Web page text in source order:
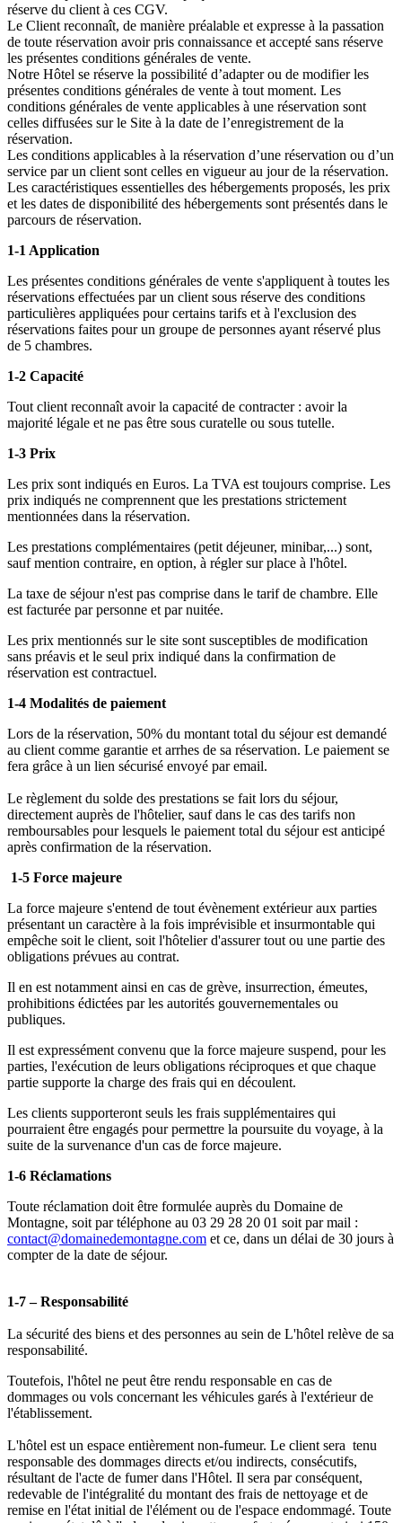
réserve du client à ces CGV.
Le Client reconnaît, de manière préalable et expresse à la passation
de toute réservation avoir pris connaissance et accepté sans réserve
les présentes conditions générales de vente.
Notre Hôtel se réserve la possibilité d’adapter ou de modifier les
présentes conditions générales de vente à tout moment. Les
conditions générales de vente applicables à une réservation sont
celles diffusées sur le Site à la date de l’enregistrement de la
réservation.
Les conditions applicables à la réservation d’une réservation ou d’un
service par un client sont celles en vigueur au jour de la réservation.
Les caractéristiques essentielles des hébergements proposés, les prix
et les dates de disponibilité des hébergements sont présentés dans le
parcours de réservation.
1-1 Application
Les présentes conditions générales de vente s'appliquent à toutes les
réservations effectuées par un client sous réserve des conditions
particulières appliquées pour certains tarifs et à l'exclusion des
réservations faites pour un groupe de personnes ayant réservé plus
de 5 chambres.
1-2 Capacité
Tout client reconnaît avoir la capacité de contracter : avoir la
majorité légale et ne pas être sous curatelle ou sous tutelle.
1-3 Prix
Les prix sont indiqués en Euros. La TVA est toujours comprise. Les
prix indiqués ne comprennent que les prestations strictement
mentionnées dans la réservation.
Les prestations complémentaires (petit déjeuner, minibar,...) sont,
sauf mention contraire, en option, à régler sur place à l'hôtel.
La taxe de séjour n'est pas comprise dans le tarif de chambre. Elle
est facturée par personne et par nuitée.
Les prix mentionnés sur le site sont susceptibles de modification
sans préavis et le seul prix indiqué dans la confirmation de
réservation est contractuel.
1-4 Modalités de paiement
Lors de la réservation, 50% du montant total du séjour est demandé
au client comme garantie et arrhes de sa réservation. Le paiement se
fera grâce à un lien sécurisé envoyé par email.
Le règlement du solde des prestations se fait lors du séjour,
directement auprès de l'hôtelier, sauf dans le cas des tarifs non
remboursables pour lesquels le paiement total du séjour est anticipé
après confirmation de la réservation.
1-5 Force majeure
La force majeure s'entend de tout évènement extérieur aux parties
présentant un caractère à la fois imprévisible et insurmontable qui
empêche soit le client, soit l'hôtelier d'assurer tout ou une partie des
obligations prévues au contrat.
Il en est notamment ainsi en cas de grève, insurrection, émeutes,
prohibitions édictées par les autorités gouvernementales ou
publiques.
Il est expressément convenu que la force majeure suspend, pour les
parties, l'exécution de leurs obligations réciproques et que chaque
partie supporte la charge des frais qui en découlent.
Les clients supporteront seuls les frais supplémentaires qui
pourraient être engagés pour permettre la poursuite du voyage, à la
suite de la survenance d'un cas de force majeure.
1-6 Réclamations
Toute réclamation doit être formulée auprès du Domaine de
Montagne, soit par téléphone au 03 29 28 20 01 soit par mail :
contact@domainedemontagne.com et ce, dans un délai de 30 jours à
compter de la date de séjour.
1-7 – Responsabilité
La sécurité des biens et des personnes au sein de L'hôtel relève de sa
responsabilité.
Toutefois, l'hôtel ne peut être rendu responsable en cas de
dommages ou vols concernant les véhicules garés à l'extérieur de
l'établissement.
L'hôtel est un espace entièrement non-fumeur. Le client sera tenu
responsable des dommages directs et/ou indirects, consécutifs,
résultant de l'acte de fumer dans l'Hôtel. Il sera par conséquent,
redevable de l'intégralité du montant des frais de nettoyage et de
remise en l'état initial de l'élément ou de l'espace endommagé. Toute